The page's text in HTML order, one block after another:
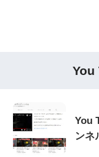
You
You
ンネ